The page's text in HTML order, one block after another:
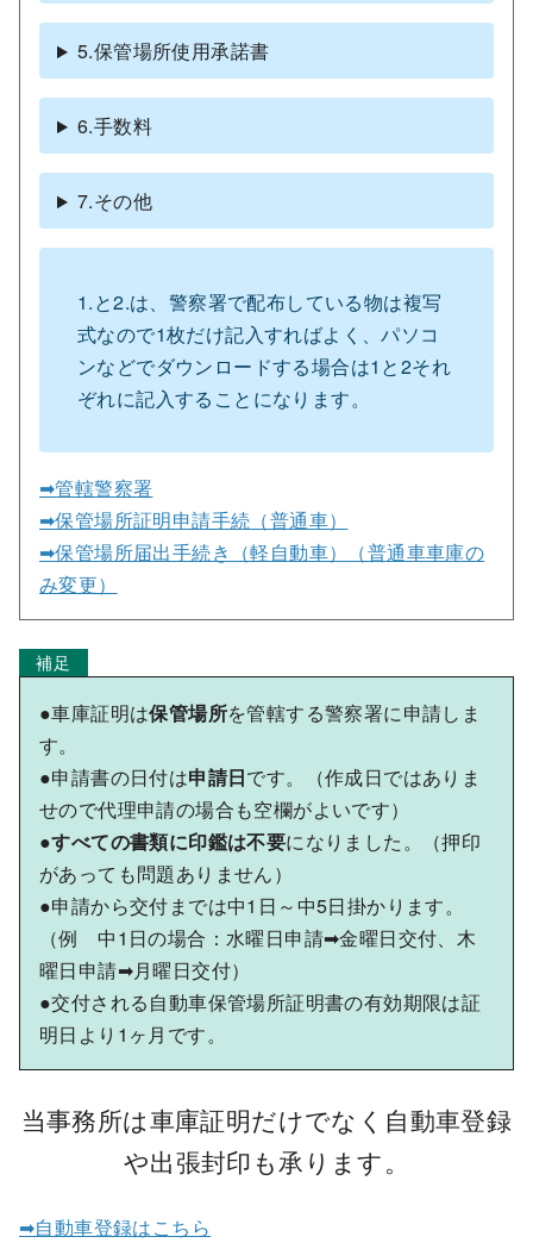
5.保管場所使用承諾書
6.手数料
7.その他
1.と2.は、警察署で配布している物は複写
式なので1枚だけ記入すればよく、パソコ
ンなどでダウンロードする場合は1と2それ
ぞれに記入することになります。
➡管轄警察署
➡保管場所証明申請手続（普通車）
➡保管場所届出手続き（軽自動車）（普通車車庫の
み変更）
補足
●車庫証明は保管場所を管轄する警察署に申請しま
す。
●申請書の日付は申請日です。（作成日ではありま
せので代理申請の場合も空欄がよいです）
●すべての書類に印鑑は不要になりました。（押印
があっても問題ありません）
●申請から交付までは中1日～中5日掛かります。
（例 中1日の場合：水曜日申請➡金曜日交付、木
曜日申請➡月曜日交付）
●交付される自動車保管場所証明書の有効期限は証
明日より1ヶ月です。
当事務所は車庫証明だけでなく自動車登録
や出張封印も承ります。
➡自動車登録はこちら